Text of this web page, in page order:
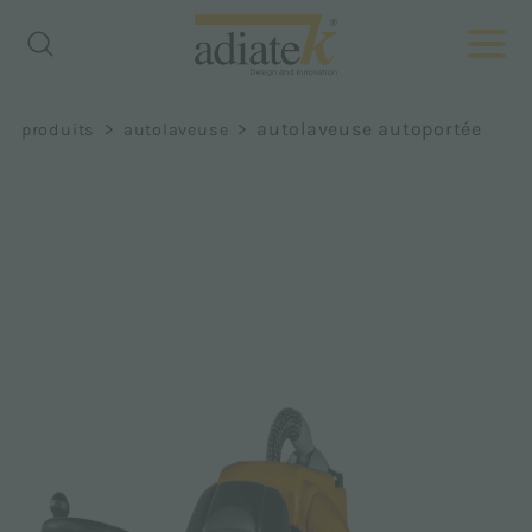
produits > autolaveuse > autolaveuse autoportée